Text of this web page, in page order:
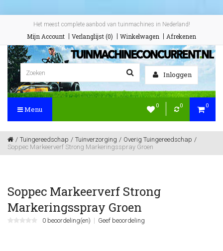
Het meest complete aanbod van tuinmachines in Nederland!
Mijn Account Verlanglijst (0) Winkelwagen Afrekenen
Inloggen
0 0 0
Menu
Tuingereedschap Tuinverzorging
Overig Tuingereedschap
Soppec Markeerverf Strong Markeringsspray Groen
Soppec Markeerverf Strong
Markeringsspray Groen
0 beoordeling(en) Geef beoordeling